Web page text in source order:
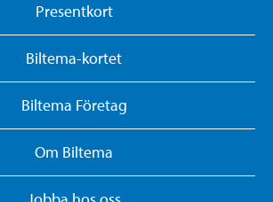
Presentkort
Biltema-kortet
Biltema Företag
Om Biltema